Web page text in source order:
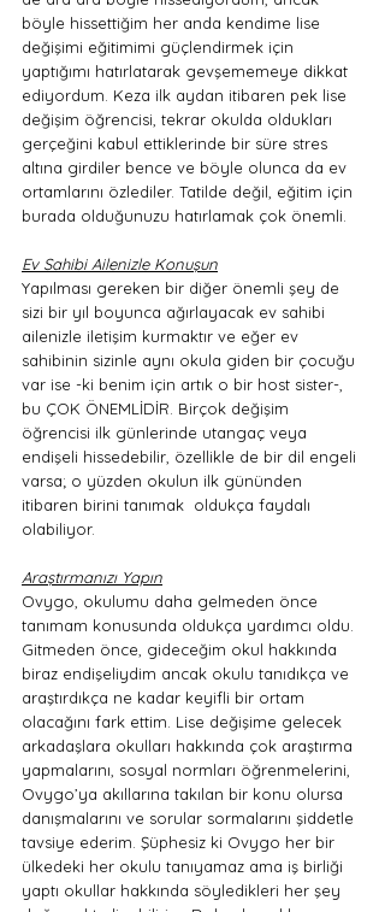
böyle hissettiğim her anda kendime lise
değişimi eğitimimi güçlendirmek için
yaptığımı hatırlatarak gevşememeye dikkat
ediyordum. Keza ilk aydan itibaren pek lise
değişim öğrencisi, tekrar okulda oldukları
gerçeğini kabul ettiklerinde bir süre stres
altına girdiler bence ve böyle olunca da ev
ortamlarını özlediler. Tatilde değil, eğitim için
burada olduğunuzu hatırlamak çok önemli.
Ev Sahibi Ailenizle Konuşun
Yapılması gereken bir diğer önemli şey de
sizi bir yıl boyunca ağırlayacak ev sahibi
ailenizle iletişim kurmaktır ve eğer ev
sahibinin sizinle aynı okula giden bir çocuğu
var ise -ki benim için artık o bir host sister-,
bu ÇOK ÖNEMLİDİR. Birçok değişim
öğrencisi ilk günlerinde utangaç veya
endişeli hissedebilir, özellikle de bir dil engeli
varsa; o yüzden okulun ilk gününden
itibaren birini tanımak  oldukça faydalı
olabiliyor.
Araştırmanızı Yapın
Ovygo, okulumu daha gelmeden önce
tanımam konusunda oldukça yardımcı oldu.
Gitmeden önce, gideceğim okul hakkında
biraz endişeliydim ancak okulu tanıdıkça ve
araştırdıkça ne kadar keyifli bir ortam
olacağını fark ettim. Lise değişime gelecek
arkadaşlara okulları hakkında çok araştırma
yapmalarını, sosyal normları öğrenmelerini,
Ovygo’ya akıllarına takılan bir konu olursa
danışmalarını ve sorular sormalarını şiddetle
tavsiye ederim. Şüphesiz ki Ovygo her bir
ülkedeki her okulu tanıyamaz ama iş birliği
yaptı okullar hakkında söyledikleri her şey